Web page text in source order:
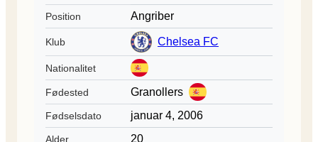
Position Angriber
Klub Chelsea FC
Nationalitet
Fødested Granollers
Fødselsdato januar 4, 2006
Alder 20